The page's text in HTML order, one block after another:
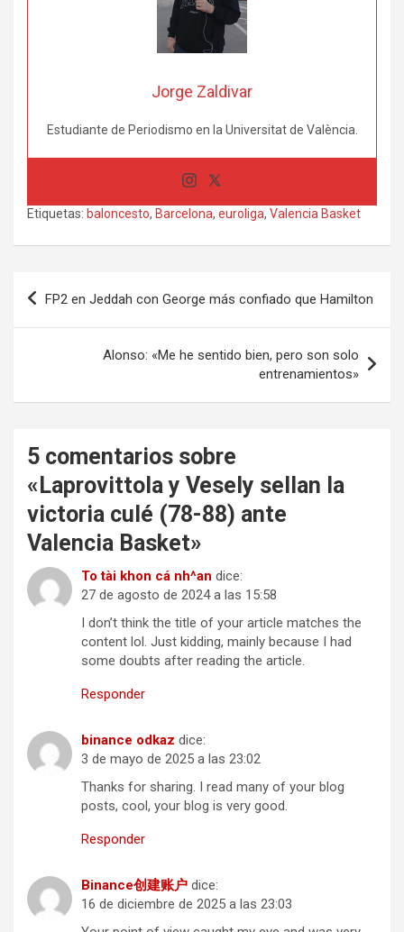
Jorge Zaldivar
Estudiante de Periodismo en la Universitat de València.
Etiquetas: baloncesto, Barcelona, euroliga, Valencia Basket
Navegación
FP2 en Jeddah con George más confiado que Hamilton
Alonso: «Me he sentido bien, pero son solo
entrenamientos»
5 comentarios sobre
« Laprovittola y Vesely sellan la
victoria culé (78-88) ante
Valencia Basket»
To tài khon cá nh^an dice:
27 de agosto de 2024 a las 15:58
I don’t think the title of your article matches the
content lol. Just kidding, mainly because I had
some doubts after reading the article.
Responder
binance odkaz dice:
3 de mayo de 2025 a las 23:02
Thanks for sharing. I read many of your blog
posts, cool, your blog is very good.
Responder
Binance创建账户 dice:
16 de diciembre de 2025 a las 23:03